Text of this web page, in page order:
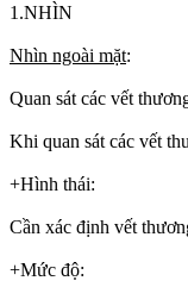
1.NHÌN
Nhìn ngoài mặt:
Quan sát các vết
Khi quan sát các vết
+Hình thái:
Cần xác định vết
+Mức độ: